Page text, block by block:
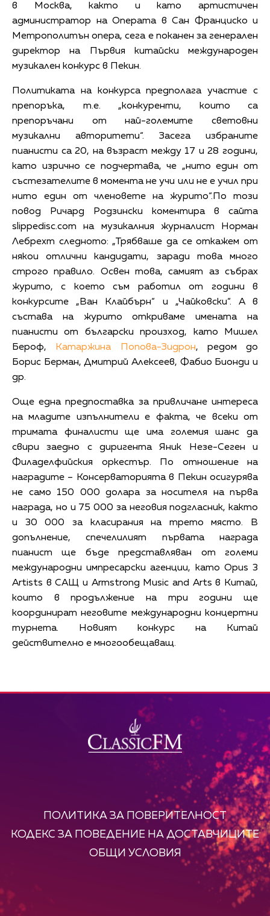
в Москва, както и като артистичен
администратор на Операта в Сан Франциско и
Метрополитън опера, сега е поканен за генерален
директор на Първия китайски международен
музикален конкурс в Пекин.
Политиката на конкурса предполага участие с
препоръка, т.е. „конкуренти, които са
препоръчани от най-големите световни
музикални авторитети“. Засега избраните
пианисти са 20, на възраст между 17 и 28 години,
като изрично се подчертава, че „нито един от
състезателите в момента не учи или не е учил при
нито един от членовете на журито“.По този
повод Ричард Родзински коментира в сайта
slippedisc.com на музикалния журналист Норман
Лебрехт следното: „Трябваше да се откажем от
някои отлични кандидати, заради това много
строго правило. Освен това, самият аз събрах
журито, с което съм работил от години в
конкурсите „Ван Клайбърн“ и „Чайковски“. А в
състава на журито откриваме имената на
пианисти от български произход, като Мишел
Бероф,
Катаржина Попова-Зидрон, редом до
Борис Берман, Дмитрий Алексеев, Фабио Бионди и
др.
Още една предпоставка за привличане интереса
на младите изпълнители е факта, че всеки от
тримата финалисти ще има големия шанс да
свири заедно с диригента Яник Незе-Сеген и
Филаделфийския оркестър. По отношение на
наградите – Консерваторията в Пекин осигурява
не само 150 000 долара за носителя на първа
награда, но и 75 000 за неговия подгласник, както
и 30 000 за класирания на трето място. В
допълнение, спечелилият първата награда
пианист ще бъде представляван от големи
международни импресарски агенции, като Opus 3
Artists в САЩ и Armstrong Music and Arts в Китай,
които в продължение на три години ще
координират неговите международни концертни
турнета. Новият конкурс на Китай
действително е многообещаващ.
ПОЛИТИКА ЗА ПОВЕРИТЕЛНОСТ
КОДЕКС ЗА ПОВЕДЕНИЕ НА ДОСТАВЧИЦИТЕ
ОБЩИ УСЛОВИЯ